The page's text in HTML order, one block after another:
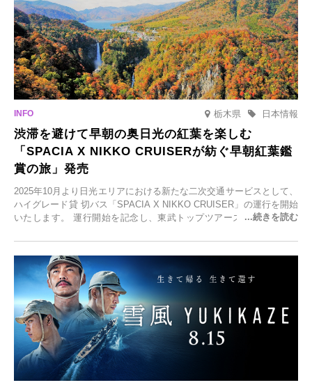
栃木県 日本情報
渋滞を避けて早朝の奥日光の紅葉を楽しむ
「SPACIA X NIKKO CRUISERが紡ぐ早朝紅葉鑑
賞の旅」発売
2025年10月より日光エリアにおける新たな二次交通サービスとして、
ハイグレード貸 切バス「SPACIA X NIKKO CRUISER」の運行を開始
いたします。 運行開始を記念し、東武トップツアーズ株式会社では
2025年9月12日(金)より発売いたします。